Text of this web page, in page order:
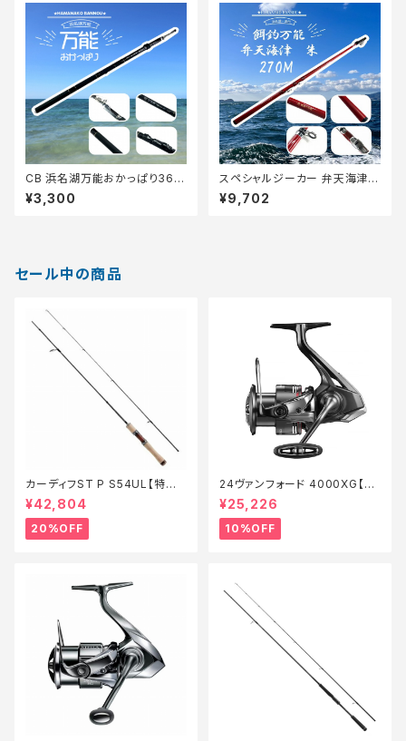
CB 浜名湖万能おかっぱり360
【Tオリ】
¥3,300
スペシャルジーカー 弁天海津
朱 270M【Tオリ】
¥9,702
セール中の商品
カーディフST P S54UL【特価
ロッド】【20】
¥42,804
20%OFF
24ヴァンフォード 4000XG【継
続セール_リール】【10】
¥25,226
10%OFF